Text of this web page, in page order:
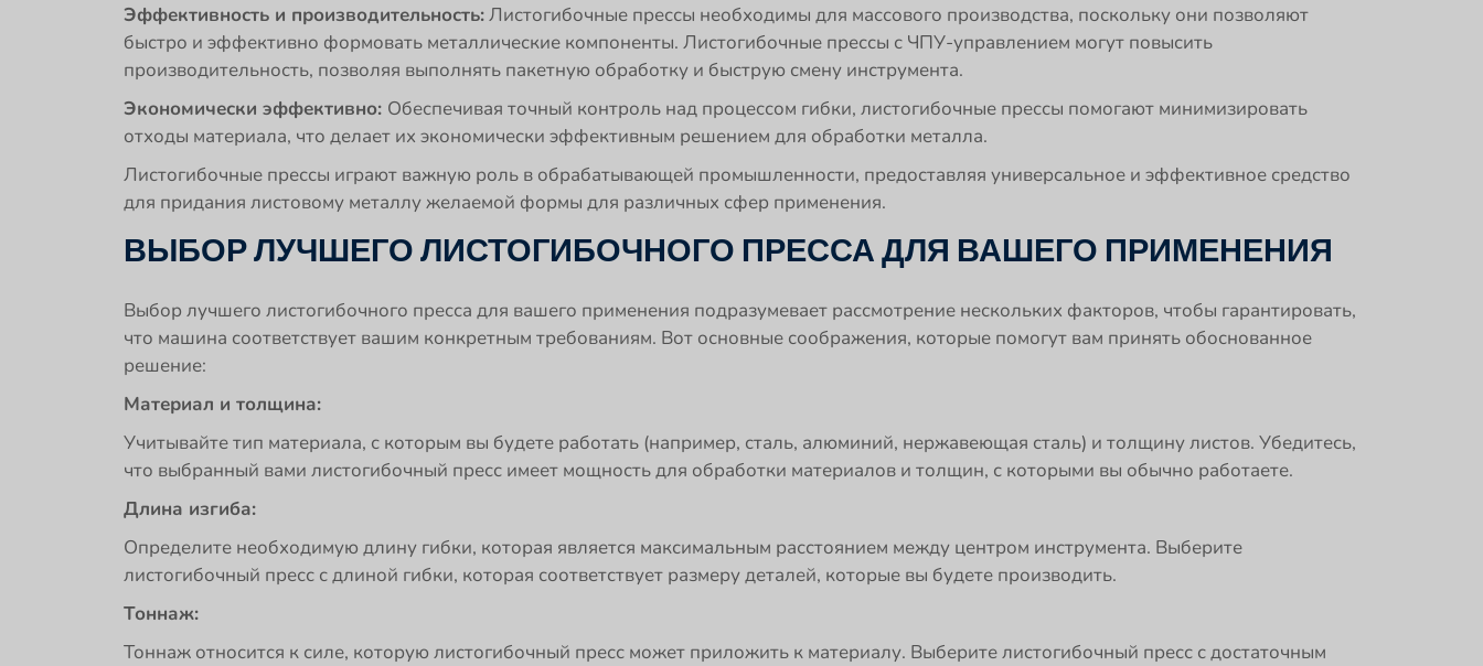
Эффективность и производительность:Листогибочные прессы необходимы для массового производства, поскольку они позволяют
быстро и эффективно формовать металлические компоненты. Листогибочные прессы с ЧПУ-управлением могут повысить
производительность, позволяя выполнять пакетную обработку и быструю смену инструмента.
Экономически эффективно: Обеспечивая точный контроль над процессом гибки, листогибочные прессы помогают минимизировать
отходы материала, что делает их экономически эффективным решением для обработки металла.
Листогибочные прессы играют важную роль в обрабатывающей промышленности, предоставляя универсальное и эффективное средство
для придания листовому металлу желаемой формы для различных сфер применения.
ВЫБОР ЛУЧШЕГО ЛИСТОГИБОЧНОГО ПРЕССА ДЛЯ ВАШЕГО ПРИМЕНЕНИЯ
Выбор лучшего листогибочного пресса для вашего применения подразумевает рассмотрение нескольких факторов, чтобы гарантировать,
что машина соответствует вашим конкретным требованиям. Вот основные соображения, которые помогут вам принять обоснованное
решение:
Материал и толщина:
Учитывайте тип материала, с которым вы будете работать (например, сталь, алюминий, нержавеющая сталь) и толщину листов. Убедитесь,
что выбранный вами листогибочный пресс имеет мощность для обработки материалов и толщин, с которыми вы обычно работаете.
Длина изгиба:
Определите необходимую длину гибки, которая является максимальным расстоянием между центром инструмента. Выберите
листогибочный пресс с длиной гибки, которая соответствует размеру деталей, которые вы будете производить.
Тоннаж:
Тоннаж относится к силе, которую листогибочный пресс может приложить к материалу. Выберите листогибочный пресс с достаточным